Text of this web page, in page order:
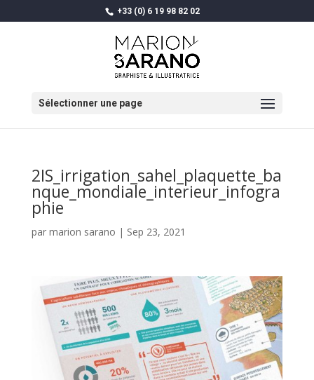
+33 (0) 6 19 98 82 02
Sélectionner une page
2IS_irrigation_sahel_plaquette_ba
nque_mondiale_interieur_infogra
phie
par marion sarano | Sep 23, 2021